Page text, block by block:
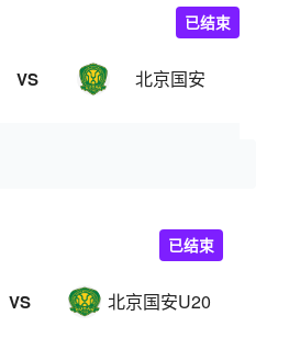
VS 北京国安
已结束
VS 北京国安U20
已结束